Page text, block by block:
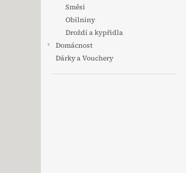
Směsi
Obilniny
Droždí a kypřidla
Domácnost
Dárky a Vouchery